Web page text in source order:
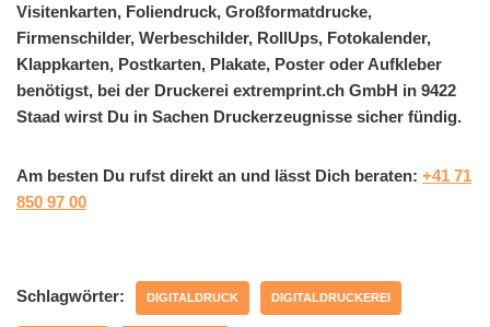
Visitenkarten, Foliendruck, Großformatdrucke,
Firmenschilder, Werbeschilder, RollUps, Fotokalender,
Klappkarten, Postkarten, Plakate, Poster oder Aufkleber
benötigst, bei der Druckerei extremprint.ch GmbH in 9422
Staad wirst Du in Sachen Druckerzeugnisse sicher fündig.
Am besten Du rufst direkt an und lässt Dich beraten: +41 71
850 97 00
Schlagwörter: DIGITALDRUCK DIGITALDRUCKEREI